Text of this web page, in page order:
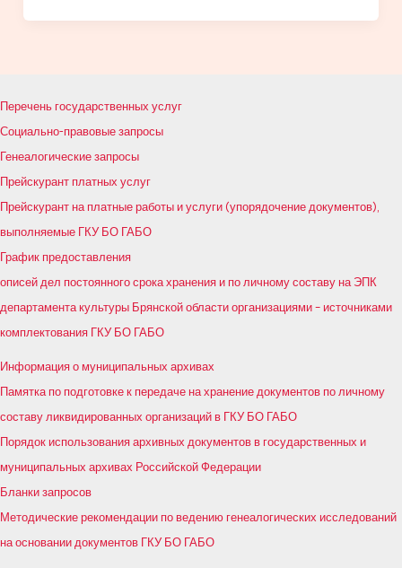
Перечень государственных услуг
Социально-правовые запросы
Генеалогические запросы
Прейскурант платных услуг
Прейскурант на платные работы и услуги (упорядочение документов),
выполняемые ГКУ БО ГАБО
График предоставления
описей дел постоянного срока хранения и по личному составу на ЭПК
департамента культуры Брянской области организациями – источниками
комплектования ГКУ БО ГАБО
Информация о муниципальных архивах
Памятка по подготовке к передаче на хранение документов по личному
составу ликвидированных организаций в ГКУ БО ГАБО
Порядок использования архивных документов в государственных и
муниципальных архивах Российской Федерации
Бланки запросов
Методические рекомендации по ведению генеалогических исследований
на основании документов ГКУ БО ГАБО